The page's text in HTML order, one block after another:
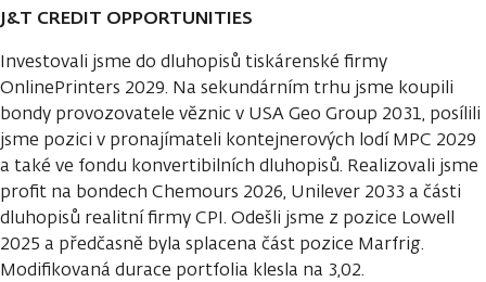
J&T CREDIT OPPORTUNITIES
Investovali jsme do dluhopisů tiskárenské firmy
OnlinePrinters 2029. Na sekundárním trhu jsme koupili
bondy provozovatele věznic v USA Geo Group 2031, posílili
jsme pozici v pronajímateli kontejnerových lodí MPC 2029
a také ve fondu konvertibilních dluhopisů. Realizovali jsme
profit na bondech Chemours 2026, Unilever 2033 a části
dluhopisů realitní firmy CPI. Odešli jsme z pozice Lowell
2025 a předčasně byla splacena část pozice Marfrig.
Modifikovaná durace portfolia klesla na 3,02.